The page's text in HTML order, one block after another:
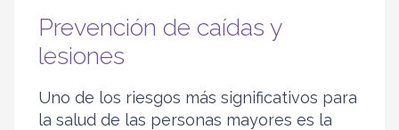
Prevención de caídas y
lesiones
Uno de los riesgos más significativos para
la salud de las personas mayores es la